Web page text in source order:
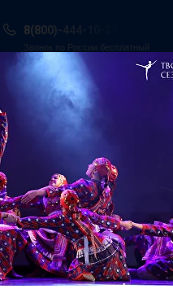
Звонок по России бесплатный
8(800)-444-10-21
конкурсов
Олимпиада